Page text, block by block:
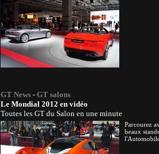
GT News - GT salons
Le Mondial 2012 en vidéo
Toutes les GT du Salon en une minute
Parcourez
beaux